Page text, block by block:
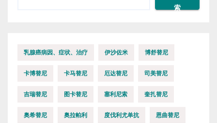
索
乳腺癌病因、症状、治疗 伊沙佐米 博舒替尼
卡博替尼 卡马替尼 厄达替尼 司美替尼
吉瑞替尼 图卡替尼 塞利尼索 奎扎替尼
奥希替尼 奥拉帕利 度伐利尤单抗 恩曲替尼